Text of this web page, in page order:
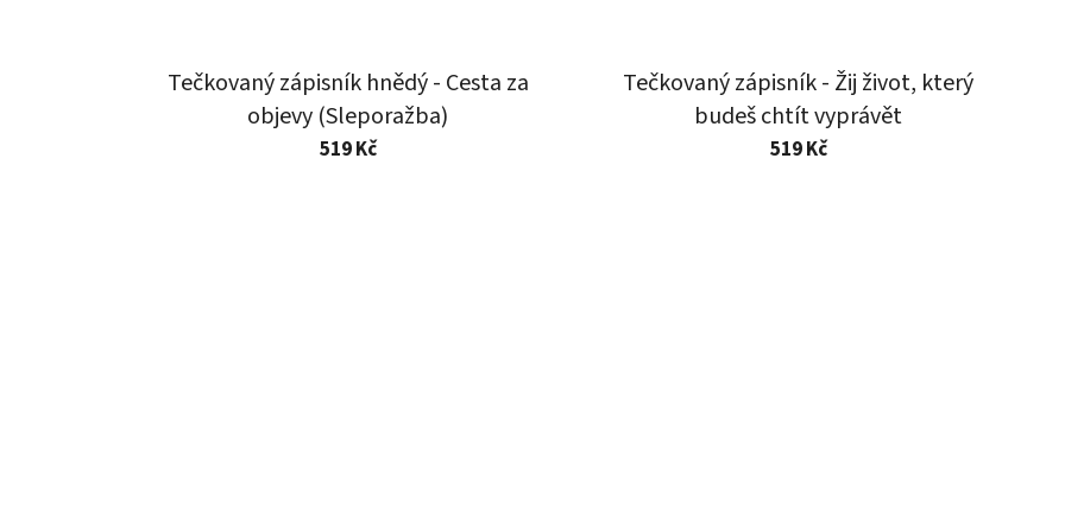
Tečkovaný zápisník hnědý - Cesta za
objevy (Sleporažba)
519 Kč
Tečkovaný zápisník - Žij život, který
budeš chtít vyprávět
519 Kč